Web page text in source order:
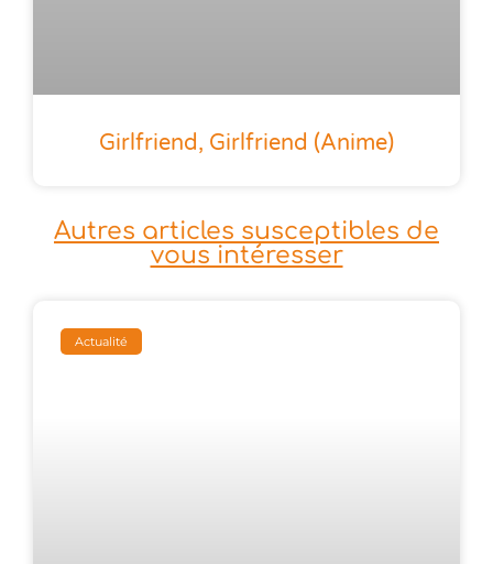
Girlfriend, Girlfriend (anime)
Autres articles susceptibles de
vous intéresser
Actualité